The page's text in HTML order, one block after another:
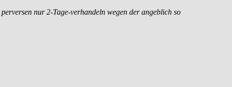
nur 2-Tage-verhandeln wegen der angeblich so